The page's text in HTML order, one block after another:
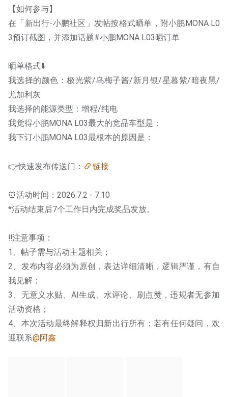
【如何参与】
在「新出行-小鹏社区」发帖按格式晒单，附小鹏MONA L0
3预订截图，并添加话题#小鹏MONA L03晒订单
晒单格式⬇️
我选择的颜色：极光紫/乌梅子酱/新月银/星暮紫/暗夜黑/
尤加利灰
我选择的能源类型：增程/纯电
我觉得小鹏MONA L03最大的竞品车型是：
我下订小鹏MONA L03最根本的原因是：
👉快速发布传送门： 链接
⏰活动时间：2026.7.2 - 7.10
*活动结束后7个工作日内完成奖品发放。
‼️注意事项：
1、帖子需与活动主题相关；
2、发布内容必须为原创，表达详细清晰，逻辑严谨，有自
我见解；
3、无意义水贴、AI生成、水评论、刷点赞，违规者无参加
活动资格；
4、本次活动最终解释权归新出行所有；若有任何疑问，欢
迎联系@阿鑫